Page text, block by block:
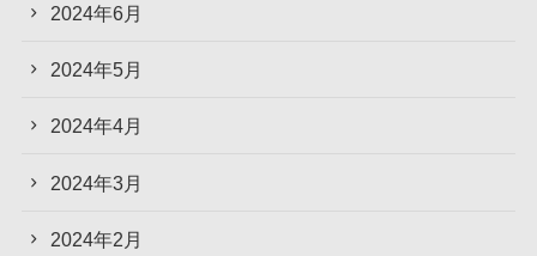
2024年6月
2024年5月
2024年4月
2024年3月
2024年2月